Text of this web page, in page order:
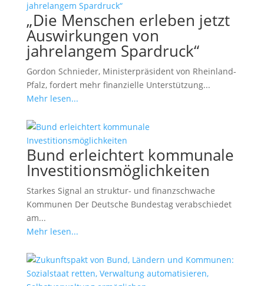
„Die Menschen erleben jetzt
Auswirkungen von
jahrelangem Spardruck“
Gordon Schnieder, Ministerpräsident von Rheinland-
Pfalz, fordert mehr finanzielle Unterstützung...
Mehr lesen...
Bund erleichtert kommunale
Investitionsmöglichkeiten
Starkes Signal an struktur- und finanzschwache
Kommunen Der Deutsche Bundestag verabschiedet
am...
Mehr lesen...